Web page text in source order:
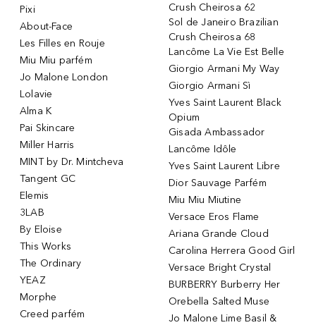
Pixi
About-Face
Les Filles en Rouje
Miu Miu parfém
Jo Malone London
Lolavie
Alma K
Pai Skincare
Miller Harris
MINT by Dr. Mintcheva
Tangent GC
Elemis
3LAB
By Eloise
This Works
The Ordinary
YEAZ
Morphe
Creed parfém
Crush Cheirosa 62
Sol de Janeiro Brazilian
Crush Cheirosa 68
Lancôme La Vie Est Belle
Giorgio Armani My Way
Giorgio Armani Sì
Yves Saint Laurent Black
Opium
Gisada Ambassador
Lancôme Idôle
Yves Saint Laurent Libre
Dior Sauvage Parfém
Miu Miu Miutine
Versace Eros Flame
Ariana Grande Cloud
Carolina Herrera Good Girl
Versace Bright Crystal
BURBERRY Burberry Her
Orebella Salted Muse
Jo Malone Lime Basil &